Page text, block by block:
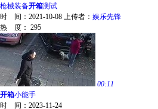
枪械装备开箱测试
时 间： 2021-10-08 上传者： 娱乐先锋
热 度： 295
00:11
开箱小能手
时 间： 2023-11-24